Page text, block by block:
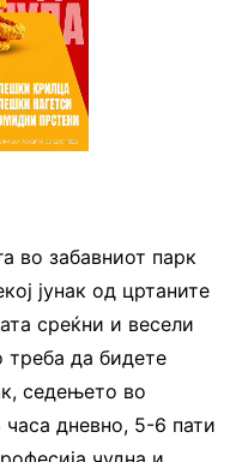
во забавниот парк
јунак од цртаните
среќни и весели
треба да бидете
седењето во
дневно, 5-6 пати